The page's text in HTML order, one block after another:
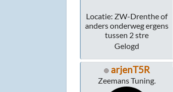
Locatie: ZW-Drenthe of
anders onderweg ergens
tussen 2 stre
Gelogd
arjenT5R
Zeemans Tuning.